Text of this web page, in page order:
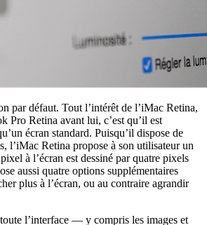
par défaut. Tout l’intérêt de l’iMac Retina,
Pro Retina avant lui, c’est qu’il est
écran standard. Puisqu’il dispose de
l’iMac Retina propose à son utilisateur un
à l’écran est dessiné par quatre pixels
aussi quatre options supplémentaires
plus à l’écran, ou au contraire agrandir
l’interface — y compris les images et